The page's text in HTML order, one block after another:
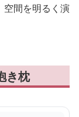
空間を明るく演
き枕